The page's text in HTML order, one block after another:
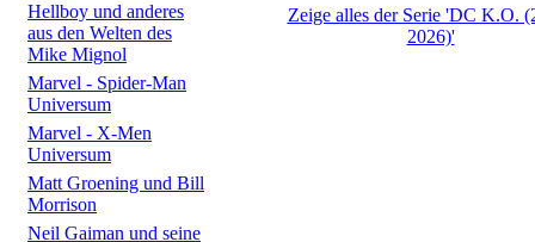
Hellboy und anderes
aus den Welten des
Mike Mignol
Marvel - Spider-Man
Universum
Marvel - X-Men
Universum
Matt Groening und Bill
Morrison
Neil Gaiman und seine
Zeige alles der Serie 'DC K.O.
2026)'